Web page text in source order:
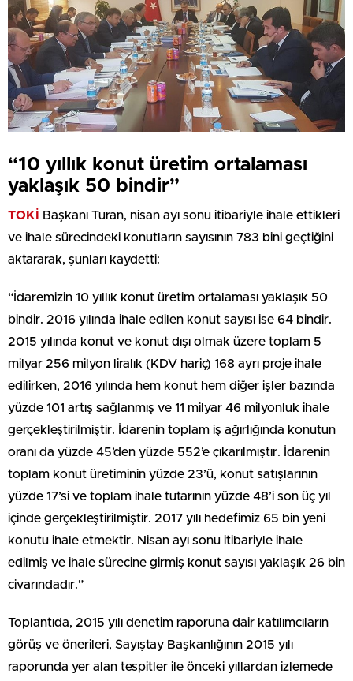
“10 yıllık konut üretim ortalaması
yaklaşık 50 bindir”
TOKİ
Başkanı Turan, nisan ayı sonu itibariyle ihale ettikleri
ve ihale sürecindeki konutların sayısının 783 bini geçtiğini
aktararak, şunları kaydetti:
“İdaremizin 10 yıllık konut üretim ortalaması yaklaşık 50
bindir. 2016 yılında ihale edilen konut sayısı ise 64 bindir.
2015 yılında konut ve konut dışı olmak üzere toplam 5
milyar 256 milyon liralık (KDV hariç) 168 ayrı proje ihale
edilirken, 2016 yılında hem konut hem diğer işler bazında
yüzde 101 artış sağlanmış ve 11 milyar 46 milyonluk ihale
gerçekleştirilmiştir. İdarenin toplam iş ağırlığında konutun
oranı da yüzde 45’den yüzde 552’e çıkarılmıştır. İdarenin
toplam konut üretiminin yüzde 23’ü, konut satışlarının
yüzde 17’si ve toplam ihale tutarının yüzde 48’i son üç yıl
içinde gerçekleştirilmiştir. 2017 yılı hedefimiz 65 bin yeni
konutu ihale etmektir. Nisan ayı sonu itibariyle ihale
edilmiş ve ihale sürecine girmiş konut sayısı yaklaşık 26 bin
civarındadır.”
Toplantıda, 2015 yılı denetim raporuna dair katılımcıların
görüş ve önerileri, Sayıştay Başkanlığının 2015 yılı
raporunda yer alan tespitler ile önceki yıllardan izlemede